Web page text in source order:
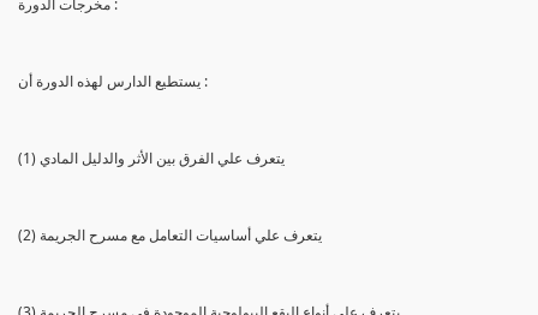
يستطيع الدارس لهذه الدورة أن :
(1) يتعرف علي الفرق بين الأثر والدليل المادي
(2) يتعرف علي أساسيات التعامل مع مسرح الجريمة